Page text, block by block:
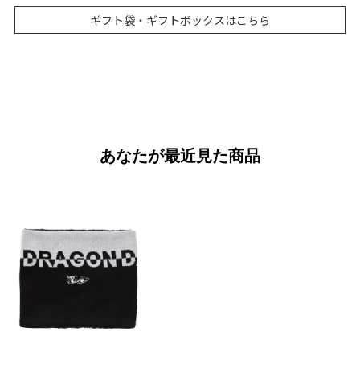
ギフト袋・ギフトボックスはこちら
あなたが最近見た商品